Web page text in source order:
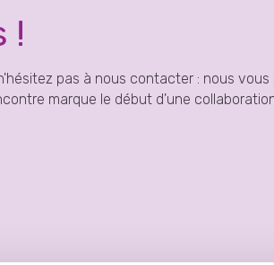
!
pas à nous contacter : nous vous
marque le début d'une